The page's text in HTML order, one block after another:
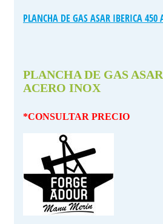
PLANCHA DE GAS ASAR IBERICA 450
PLANCHA DE GAS
ACERO INOX
*CONSULTAR PRECIO